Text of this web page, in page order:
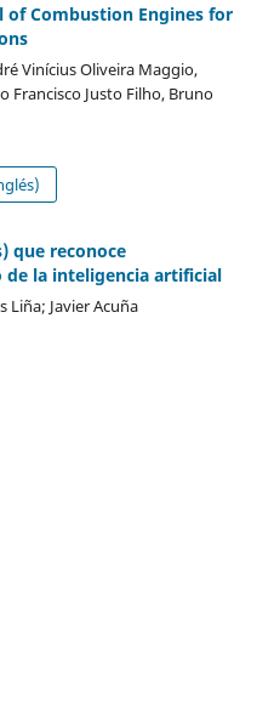
Combustion Engines for
Vinícius Oliveira Maggio,
Francisco Justo Filho, Bruno
que reconoce
de la inteligencia artificial
Liña; Javier Acuña